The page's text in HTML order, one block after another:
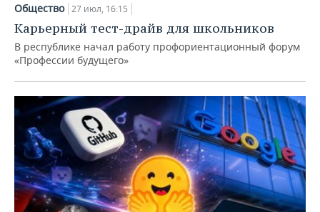
Общество 27 июл, 16:15
Карьерный тест-драйв для школьников
В республике начал работу профориентационный форум
«Профессии будущего»